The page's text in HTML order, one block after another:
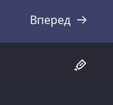
Вперед
Стенограмма